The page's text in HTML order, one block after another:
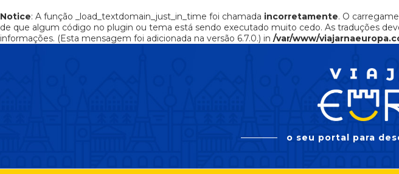
Notice: A função _load_textdomain_just_in_time foi chamada incorretamente. O
de que algum código no plugin ou tema está sendo executado muito cedo. As traduções
informações. (Esta mensagem foi adicionada na versão 6.7.0.) in /var/www/
o seu portal para